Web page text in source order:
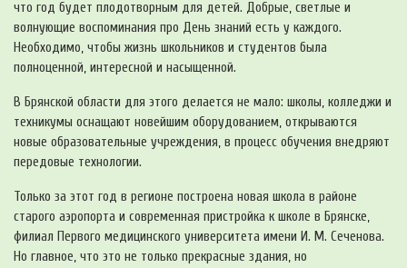
что год будет плодотворным для детей. Добрые, светлые и
волнующие воспоминания про День знаний есть у каждого.
Необходимо, чтобы жизнь школьников и студентов была
полноценной, интересной и насыщенной.
В Брянской области для этого делается не мало: школы, колледжи и
техникумы оснащают новейшим оборудованием, открываются
новые образовательные учреждения, в процесс обучения внедряют
передовые технологии.
Только за этот год в регионе построена новая школа в районе
старого аэропорта и современная пристройка к школе в Брянске,
филиал Первого медицинского университета имени И. М. Сеченова.
Но главное, что это не только прекрасные здания, но